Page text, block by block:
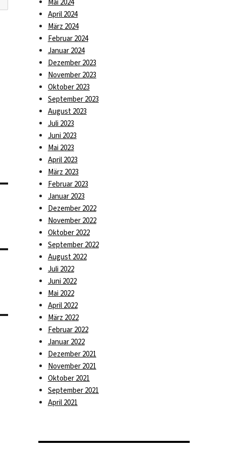
April 2024
März 2024
Februar 2024
Januar 2024
Dezember 2023
November 2023
Oktober 2023
September 2023
August 2023
Juli 2023
Juni 2023
Mai 2023
April 2023
März 2023
Februar 2023
Januar 2023
Dezember 2022
November 2022
Oktober 2022
September 2022
August 2022
Juli 2022
Juni 2022
Mai 2022
April 2022
März 2022
Februar 2022
Januar 2022
Dezember 2021
November 2021
Oktober 2021
September 2021
April 2021